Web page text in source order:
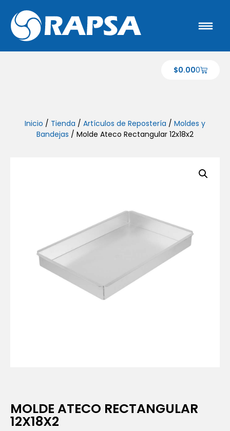
$0.000
Inicio / Tienda / Artículos de Repostería / Moldes y
Bandejas / Molde Ateco Rectangular 12x18x2
MOLDE ATECO RECTANGULAR
12X18X2